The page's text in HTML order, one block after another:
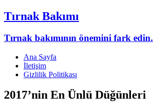
Tırnak Bakımı
Tırnak bakımının önemini fark edin.
Ana Sayfa
İletişim
Gizlilik Politikası
2017’nin En Ünlü Düğünleri